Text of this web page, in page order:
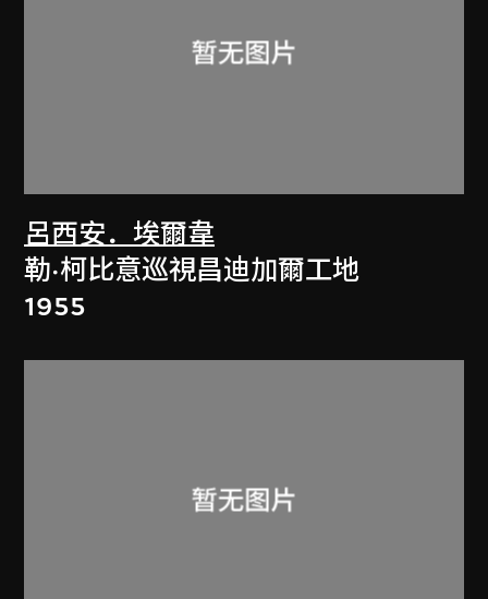
呂西安．埃爾韋
勒·柯比意巡視昌迪加爾工地
1955